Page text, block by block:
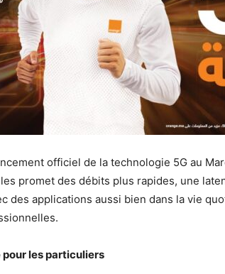
officiel de la technologie 5G au
promet des débits plus rapides, une
des applications aussi bien dans la vie
les particuliers